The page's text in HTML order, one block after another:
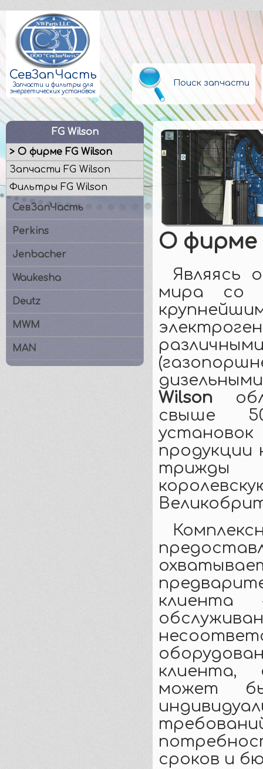
СевЗапЧасть
Запчасти и фильтры для
энергетических установок
Поиск запчасти
FG Wilson
> О фирме FG Wilson
Запчасти FG Wilson
Фильтры FG Wilson
СевЗапЧасть
Perkins
Jenbacher
Waukesha
Deutz
MWM
MAN
О фирме
Являясь
мира со
Wilson
свыше
продукции
трижды
клиента
клиента,
может
сроков и